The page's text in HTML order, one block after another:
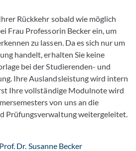
Rückkehr sobald wie möglich
Frau Professorin Becker ein, um
zu lassen. Da es sich nur um
handelt, erhalten Sie keine
bei der Studierenden- und
Ihre Auslandsleistung wird intern
Ihre vollständige Modulnote wird
von uns an die
Prüfungsverwaltung weitergeleitet.
Prof. Dr. Susanne Becker: Per E-Mail